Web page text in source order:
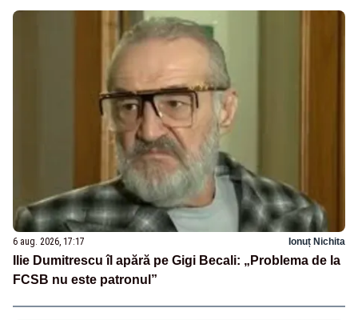
6 aug. 2026, 17:17 Ionuț Nichita
Ilie Dumitrescu îl apără pe Gigi Becali: „Problema de la
FCSB nu este patronul”